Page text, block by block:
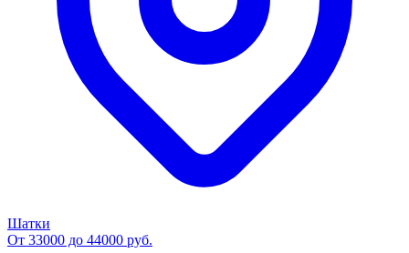
Шатки
От 33000 до 44000 руб.